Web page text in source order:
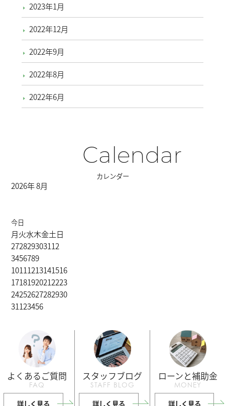
2023年1月
2022年12月
2022年9月
2022年8月
2022年6月
Calendar
カレンダー
2026年 8月
今日
月火水木金土日
272829303112
3456789
10111213141516
17181920212223
24252627282930
31123456
よくあるご質問
FAQ
詳しく見る
スタッフブログ
STAFF BLOG
詳しく見る
ローンと補助金
MONEY
詳しく見る